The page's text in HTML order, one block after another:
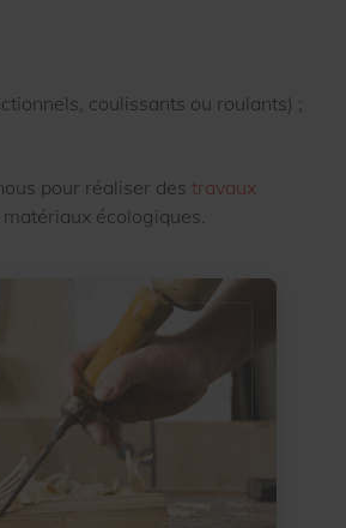
coulissants ou roulants) ;
pour réaliser des travaux
matériaux écologiques.